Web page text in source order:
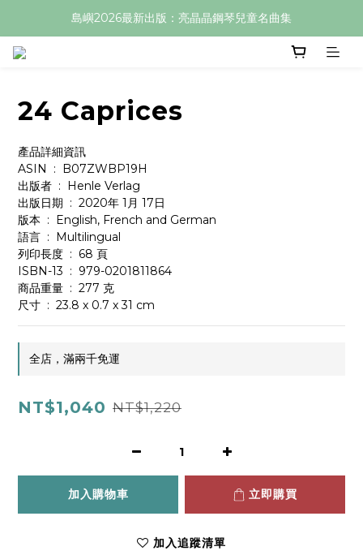
島嶼2026最新出版：亮晶晶鋼琴兒童名曲集
24 Caprices
產品詳細資訊
ASIN ‏ : ‎ B07ZWBP19H
出版者 ‏ : ‎ Henle Verlag
出版日期 ‏ : ‎ 2020年 1月 17日
版本 ‏ : ‎ English, French and German
語言 ‏ : ‎ Multilingual
列印長度 ‏ : ‎ 68 頁
ISBN-13 ‏ : ‎ 979-0201811864
商品重量 ‏ : ‎ 277 克
尺寸 ‏ : ‎ 23.8 x 0.7 x 31 cm
全店，滿兩千免運
NT$1,040 NT$1,220
加入購物車 立即購買
加入追蹤清單